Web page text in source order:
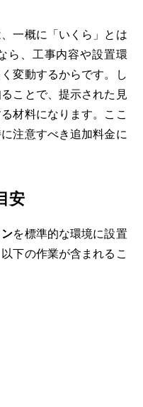
一概に「いくら」とは
ら、工事内容や設置環
変動するからです。し
ことで、提示された見
材料になります。ここ
注意すべき追加料金に
安
を標準的な環境に設置
下の作業が含まれるこ